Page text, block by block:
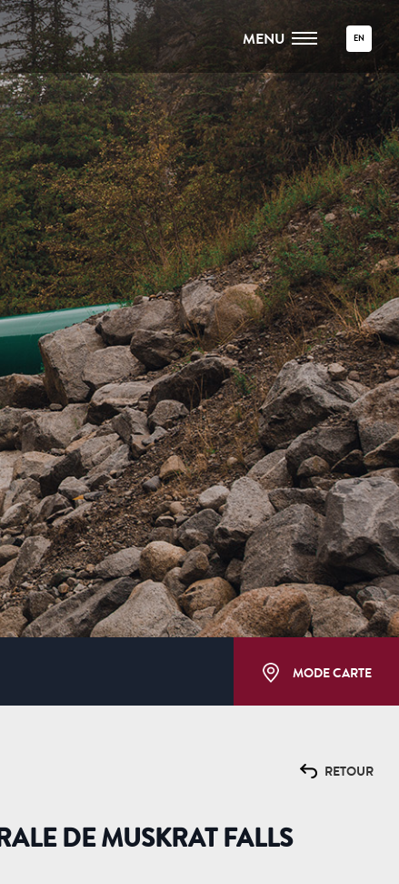
MENU EN
MODE CARTE
RETOUR
DE MUSKRAT FALLS